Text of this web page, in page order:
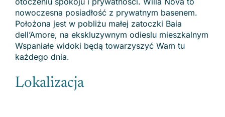
nowoczesna posiadłość z prywatnym basenem.
Położona jest w pobliżu małej zatoczki Baia
dell’Amore, na ekskluzywnym odieslu mieszkalnym
Wspaniałe widoki będą towarzyszyć Wam tu
każdego dnia.
Lokalizacja